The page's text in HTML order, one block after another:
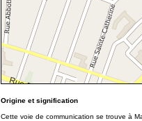
Origine et signification
Cette voie de communication se trouve à